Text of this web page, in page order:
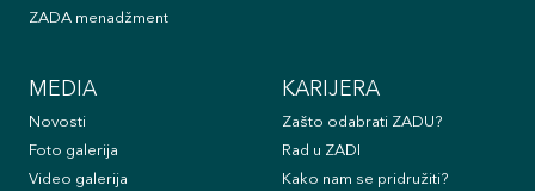
ZADA menadžment
MEDIA
Novosti
Foto galerija
Video galerija
KARIJERA
Zašto odabrati ZADU?
Rad u ZADI
Kako nam se pridružiti?